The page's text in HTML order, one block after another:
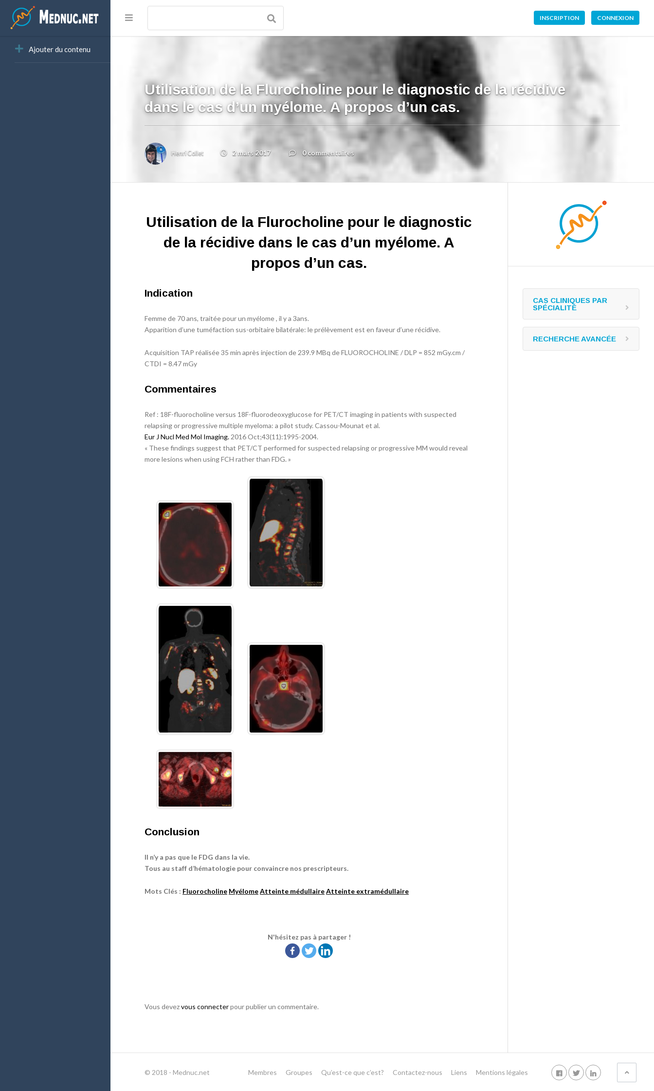
INSCRIPTION CONNEXION
Ajouter du contenu
Utilisation de la Flurocholine pour le diagnostic de la récidive
dans le cas d’un myélome. A propos d’un cas.
Henri Collet 2 mars 2017 0 commentaires
Utilisation de la Flurocholine pour le diagnostic
de la récidive dans le cas d’un myélome. A
propos d’un cas.
Indication
Femme de 70 ans, traitée pour un myélome , il y a 3ans.
Apparition d’une tuméfaction sus-orbitaire bilatérale: le prélèvement est en faveur d’une récidive.
Acquisition TAP réalisée 35 min après injection de 239.9 MBq de FLUOROCHOLINE / DLP = 852 mGy.cm /
CTDI = 8.47 mGy
Commentaires
Ref : 18F-fluorocholine versus 18F-fluorodeoxyglucose for PET/CT imaging in patients with suspected
relapsing or progressive multiple myeloma: a pilot study. Cassou-Mounat et al.
Eur J Nucl Med Mol Imaging. 2016 Oct;43(11):1995-2004.
« These findings suggest that PET/CT performed for suspected relapsing or progressive MM would reveal
more lesions when using FCH rather than FDG. »
Conclusion
Il n’y a pas que le FDG dans la vie.
Tous au staff d’hématologie pour convaincre nos prescripteurs.
Mots Clés : Fluorocholine MyélomeAtteinte médullaireAtteinte extramédullaire
N'hésitez pas à partager !
Vous devezvous connecterpour publier un commentaire.
CAS CLINIQUES PAR
SPÉCIALITÉ
RECHERCHE AVANCÉE
© 2018 - Mednuc.net Membres Groupes Qu’est-ce que c’est? Contactez-nous Liens Mentions légales